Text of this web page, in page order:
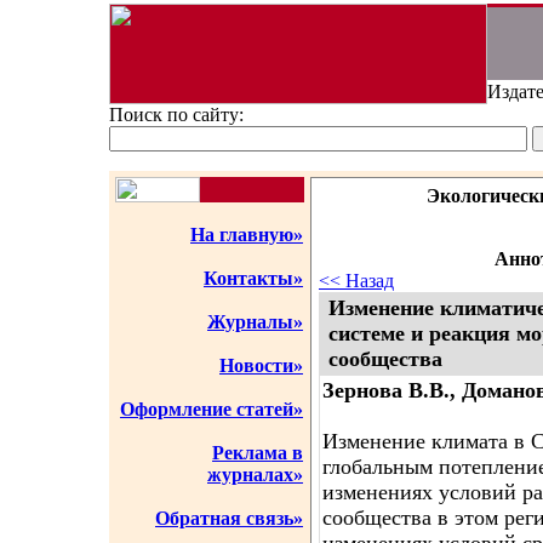
Поиск по сайту:
На главную»
Контакты»
Журналы»
Новости»
Оформление статей»
Реклама в
журналах»
Обратная связь»
<< Назад
Изменение
системе и реакция
сообщества
Зернова В.В.,
Изменение климата в
глобальным
изменениях условий
сообщества в этом